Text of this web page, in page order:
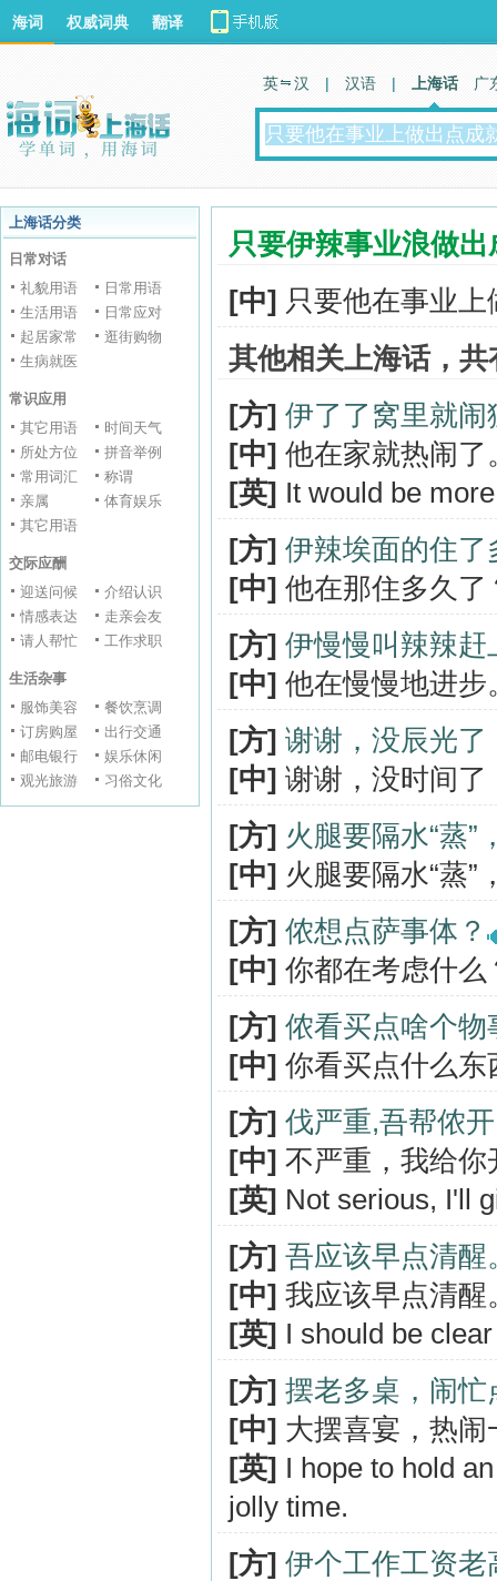
海词 权威词典 翻译
英 汉 | 汉语 | 上海话 广
上海话分类
日常对话
礼貌用语
日常用语
生活用语
日常应对
起居家常
逛街购物
生病就医
常识应用
其它用语
时间天气
所处方位
拼音举例
常用词汇
称谓
亲属
体育娱乐
其它用语
交际应酬
迎送问候
介绍认识
情感表达
走亲会友
请人帮忙
工作求职
生活杂事
服饰美容
餐饮烹调
订房购屋
出行交通
邮电银行
娱乐休闲
观光旅游
习俗文化
只要伊辣事业浪做
[中] 只要他在事业
其他相关上海话，共
[方] 伊了了窝里就闹
[中] 他在家就热闹了
[英] It would be
[方] 伊辣埃面的住了
[中] 他在那住多久了
[方] 伊慢慢叫辣辣赶
[中] 他在慢慢地进步
[方] 谢谢，没辰光
[中] 谢谢，没时间
[方] 火腿要隔水“蒸”
[中] 火腿要隔水“蒸”
[方] 侬想点萨事体？
[中] 你都在考虑什么
[方] 侬看买点啥个物
[中] 你看买点什么东
[方] 伐严重,吾帮侬
[中] 不严重，我给你
[英] Not serious, I'll
[方] 吾应该早点清醒
[中] 我应该早点清醒
[英] I should be
[方] 摆老多桌，闹忙
[中] 大摆喜宴，热闹
[英] I hope to hold
jolly time.
[方] 伊个工作工资